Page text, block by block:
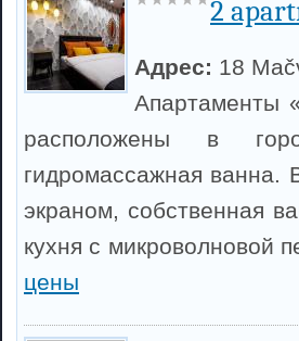
2
Адрес: 18
Апартаменты
расположены в
гидромассажная ванна.
экраном, собственная
кухня с ​​микроволновой
цены